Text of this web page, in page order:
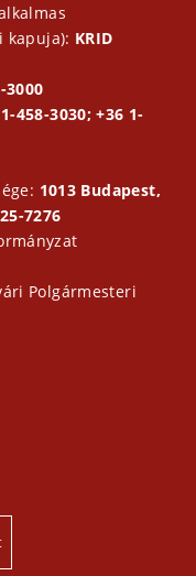
kapuja): KRID
3000
458-3030; +36 1-
1013 Budapest,
7276
Polgármesteri